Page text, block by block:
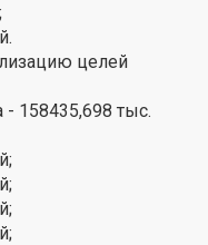
целей
158435,698 тыс.